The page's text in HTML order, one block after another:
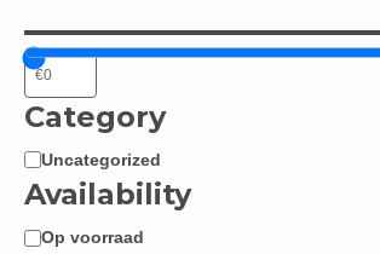
Category
Categorie
Uncategorized
Availability
Beschikbaarheid
Op voorraad